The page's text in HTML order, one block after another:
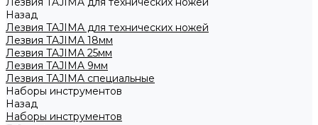
Назад
Лезвия TAJIMA для технических ножей
Лезвия TAJIMA 18мм
Лезвия TAJIMA 25мм
Лезвия TAJIMA 9мм
Лезвия TAJIMA специальные
Наборы инструментов
Назад
Наборы инструментов